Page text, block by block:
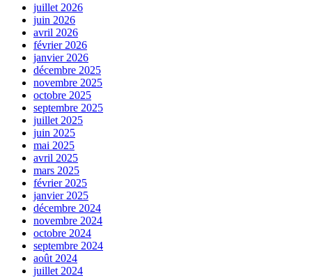
juillet 2026
juin 2026
avril 2026
février 2026
janvier 2026
décembre 2025
novembre 2025
octobre 2025
septembre 2025
juillet 2025
juin 2025
mai 2025
avril 2025
mars 2025
février 2025
janvier 2025
décembre 2024
novembre 2024
octobre 2024
septembre 2024
août 2024
juillet 2024